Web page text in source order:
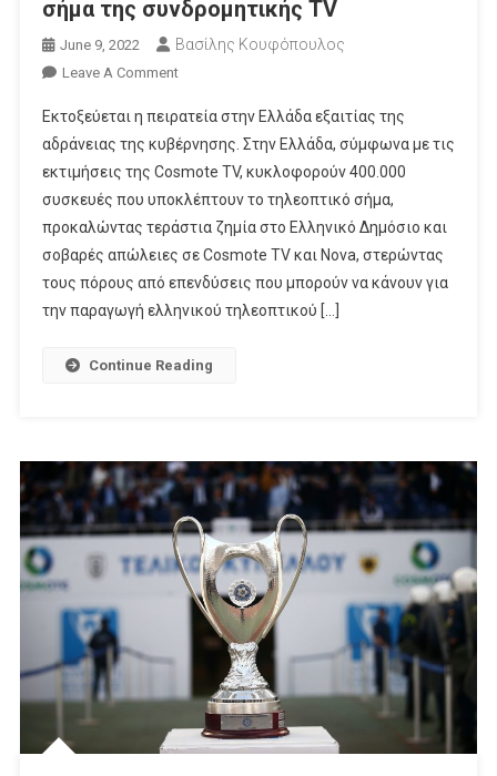
σήμα της συνδρομητικής TV
June 9, 2022 Βασίλης Κουφόπουλος
Leave A CommentOn
Συσκευές
Υποκλέπτουν
Το
Σήμα
Της
Συνδρομητικής
Εκτοξεύεται η πειρατεία στην Ελλάδα εξαιτίας της
αδράνειας της κυβέρνησης. Στην Ελλάδα, σύμφωνα με τις
εκτιμήσεις της Cosmote TV, κυκλοφορούν 400.000
συσκευές που υποκλέπτουν το τηλεοπτικό σήμα,
προκαλώντας τεράστια ζημία στο Ελληνικό Δημόσιο και
σοβαρές απώλειες σε Cosmote TV και Nova, στερώντας
τους πόρους από επενδύσεις που μπορούν να κάνουν για
την παραγωγή ελληνικού τηλεοπτικού […]
Continue Reading